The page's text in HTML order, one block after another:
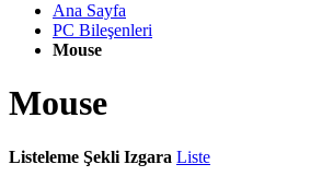
Ana Sayfa
PC Bileşenleri
Mouse
Mouse
Listeleme Şekli Izgara Liste